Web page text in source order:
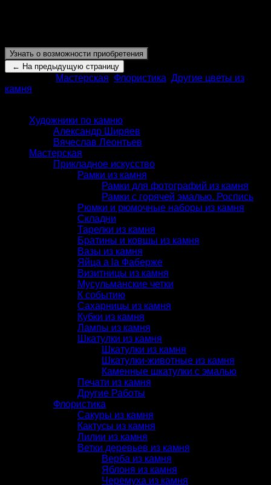
Узнать о возможности приобретения
Мастерская Флористика Другие цветы из
камня
Художники по камню
Александр Ширяев
Вячеслав Леонтьев
Мастерская
Прикладное искусство
Рамки из камня
Рамки для фотографий из камня
Рамки с горячей эмалью. Роспись
Рюмки и рюмочные наборы из камня
Складни
Тарелки из камня
Братины и ковшы из камня
Вазы из камня
Яйца a la Фаберже
Визитницы из камня
Мусульманские четки
К событию
Сахарницы из камня
Кубки из камня
Лампы из камня
Шкатулки из камня
Шкатулки из камня
Шкатулки-животные из камня
Каменные шкатулки с эмалью
Печати из камня
Другие Работы
Флористика
Сакуры из камня
Кактусы из камня
Лилии из камня
Ветки деревьев из камня
Верба из камня
Яблоня из камня
Черемуха из камня